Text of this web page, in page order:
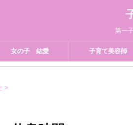
第一
女の子 結愛 子育て美容師
>